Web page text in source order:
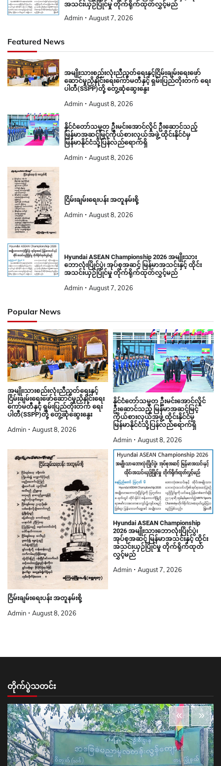
အသင်းယှဉ်ပြိုင်မှု တိုက်ရိုက်ထုတ်လွှင့်မည်
Admin August 7, 2026
Featured News
အမျိုးသားစည်းလုံးညီညွတ်ရေးနှင့်ငြိမ်းချမ်းရေးဖော်
ဆောင်မှုညှိနှိုင်းရေးကော်မတီနှင့် ရှမ်းပြည်တိုးတက် ရေး
ပါတီ(SSPP)တို့ တွေ့ဆုံဆွေးနွေး
Admin August 8, 2026
နိုင်ငံတော်သမ္မတ ဦးမင်းအောင်လှိုင် ဦးဆောင်သည့်
မြန်မာအဆင့်မြင့်ကိုယ်စားလှယ်အဖွဲ့ ထိုင်းနိုင်ငံမှ
မြန်မာနိုင်ငံသို့ပြန်လည်ရောက်ရှိ
Admin August 8, 2026
ငြိမ်းချမ်းရေးပန်း အတူနမ်းစို့
Admin August 8, 2026
Hyundai ASEAN Championship 2026 အမျိုးသား
ဘောလုံးပြိုင်ပွဲ၊ အုပ်စုအဆင့် မြန်မာအသင်းနှင့် ထိုင်း
အသင်းယှဉ်ပြိုင်မှု တိုက်ရိုက်ထုတ်လွှင့်မည်
Admin August 7, 2026
Popular News
အမျိုးသားစည်းလုံးညီညွတ်ရေးနှင့်
ငြိမ်းချမ်းရေးဖော်ဆောင်မှုညှိနှိုင်းရေး
ကော်မတီနှင့် ရှမ်းပြည်တိုးတက် ရေး
ပါတီ(SSPP)တို့ တွေ့ဆုံဆွေးနွေး
Admin August 8, 2026
နိုင်ငံတော်သမ္မတ ဦးမင်းအောင်လှိုင်
ဦးဆောင်သည့် မြန်မာအဆင့်မြင့်
ကိုယ်စားလှယ်အဖွဲ့ ထိုင်းနိုင်ငံမှ
မြန်မာနိုင်ငံသို့ပြန်လည်ရောက်ရှိ
Admin August 8, 2026
ငြိမ်းချမ်းရေးပန်း အတူနမ်းစို့
Admin August 8, 2026
Hyundai ASEAN Championship
2026 အမျိုးသားဘောလုံးပြိုင်ပွဲ၊
အုပ်စုအဆင့် မြန်မာအသင်းနှင့် ထိုင်း
အသင်းယှဉ်ပြိုင်မှု တိုက်ရိုက်ထုတ်
လွှင့်မည်
Admin August 7, 2026
တိုက်ပွဲသတင်း